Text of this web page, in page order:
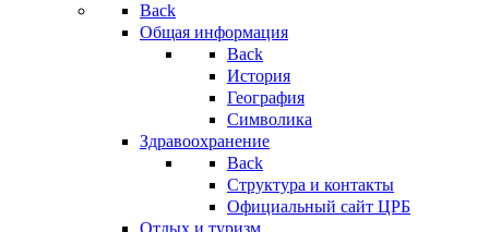
Back
Общая информация
Back
История
География
Символика
Здравоохранение
Back
Структура и контакты
Официальный сайт ЦРБ
Отдых и туризм